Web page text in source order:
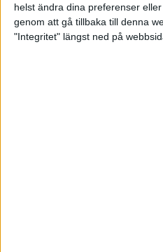
helst ändra dina preferenser
genom att gå tillbaka till denna
"Integritet" längst ned på